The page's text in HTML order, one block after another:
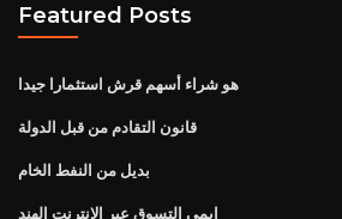
Featured Posts
هو شراء أسهم قرش استثمارا جيدا
قانون التقادم من قبل الدولة
بديل من النفط الخام
إيمي التسوق عبر الإنترنت الهند